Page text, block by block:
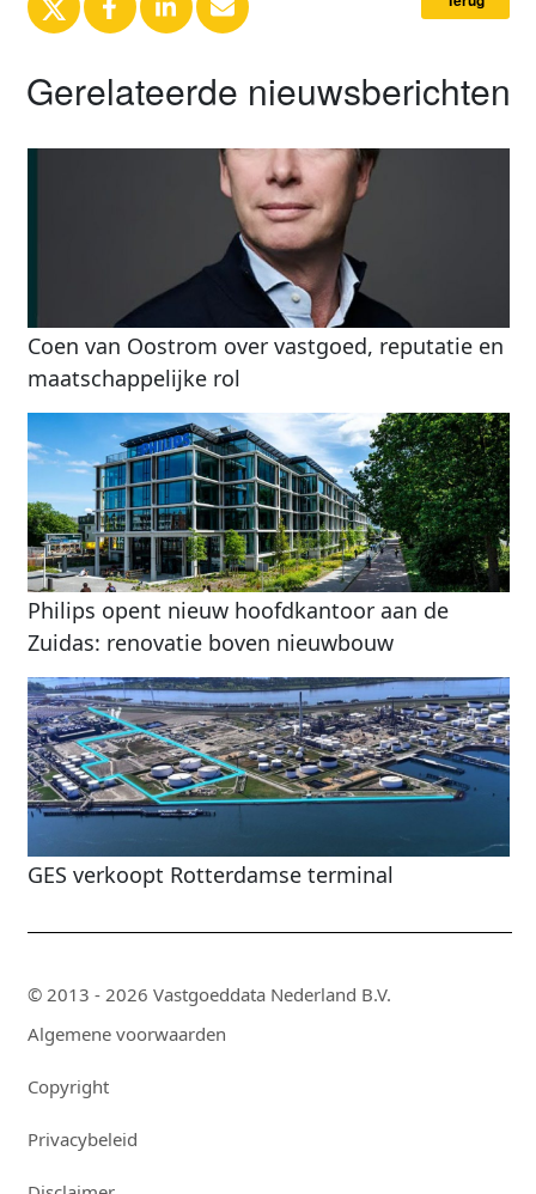
Gerelateerde nieuwsberichten
Coen van Oostrom over vastgoed, reputatie en
maatschappelijke rol
Philips opent nieuw hoofdkantoor aan de
Zuidas: renovatie boven nieuwbouw
GES verkoopt Rotterdamse terminal
© 2013 - 2026 Vastgoeddata Nederland B.V.
Algemene voorwaarden
Copyright
Privacybeleid